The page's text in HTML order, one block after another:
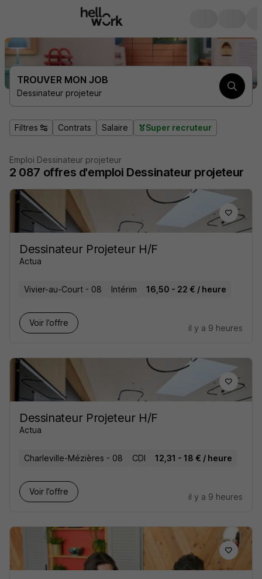
TROUVER MON JOB
Dessinateur projeteur
Filtres Contrats Salaire Super recruteur
Emploi Dessinateur projeteur
2 087 offres d'emploi Dessinateur projeteur
Dessinateur Projeteur H/F
Actua
Vivier-au-Court - 08 Intérim 16,50 - 22 € / heure
Voir l’offre
il y a 9 heures
Dessinateur Projeteur H/F
Actua
Charleville-Mézières - 08 CDI 12,31 - 18 € / heure
Voir l’offre
il y a 9 heures